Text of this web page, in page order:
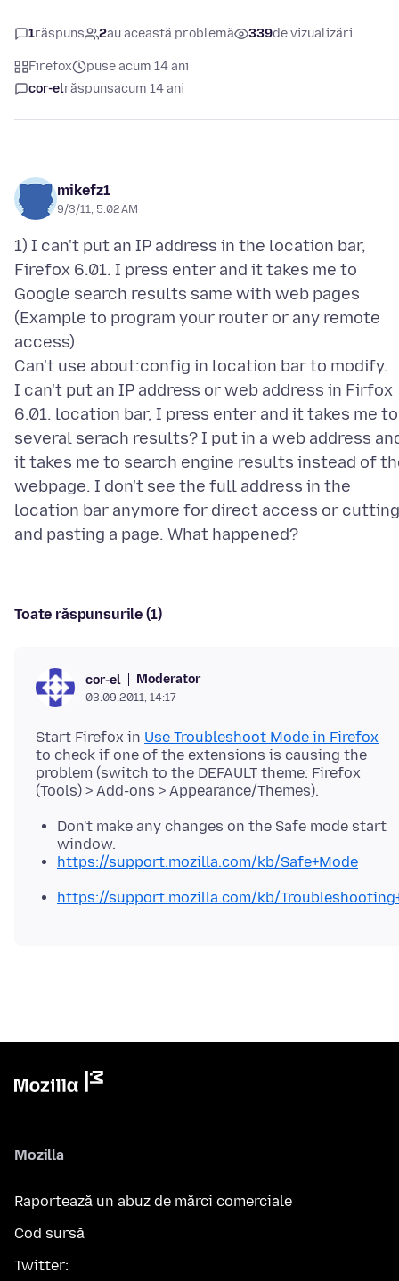
1răspuns 2au această problemă 339de vizualizări
Firefox
puse acum 14 ani
cor-elrăspunsacum 14 ani
mikefz1
9/3/11, 5:02 AM
1) I can't put an IP address in the location bar,
Firefox 6.01. I press enter and it takes me to
Google search results same with web pages
(Example to program your router or any remote
access)
Can't use about:config in location bar to modify.
I can't put an IP address or web address in Firfox
6.01. location bar, I press enter and it takes me to
several serach results? I put in a web address
it takes me to search engine results instead of
webpage. I don't see the full address in the
location bar anymore for direct access or cutting
Toate răspunsurile (1)
cor-el Moderator
03.09.2011, 14:17
Start Firefox in Use Troubleshoot Mode in Firefox
to check if one of the extensions is causing the
problem (switch to the DEFAULT theme: Firefox
Don't make any changes on the Safe mode start
window.
https://support.mozilla.com/kb/Safe+Mode
https://support.mozilla.com/kb/
Mozilla
Raportează un abuz de mărci comerciale
Cod sursă
Twitter: